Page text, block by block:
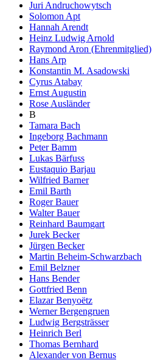
Juri Andruchowytsch
Solomon Apt
Hannah Arendt
Heinz Ludwig Arnold
Raymond Aron (Ehrenmitglied)
Hans Arp
Konstantin M. Asadowski
Cyrus Atabay
Ernst Augustin
Rose Ausländer
B
Tamara Bach
Ingeborg Bachmann
Peter Bamm
Lukas Bärfuss
Eustaquio Barjau
Wilfried Barner
Emil Barth
Roger Bauer
Walter Bauer
Reinhard Baumgart
Jurek Becker
Jürgen Becker
Martin Beheim-Schwarzbach
Emil Belzner
Hans Bender
Gottfried Benn
Elazar Benyoëtz
Werner Bergengruen
Ludwig Bergsträsser
Heinrich Berl
Thomas Bernhard
Alexander von Bernus